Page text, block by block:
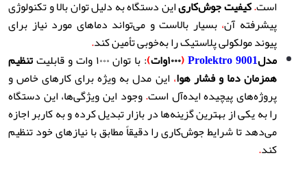
است.کیفیت جوش‌کاریاین دستگاه به دلیل توان بالا و تکنولوژی
پیشرفته آن، بسیار بالاست و می‌تواند دماهای مورد نیاز برای
پیوند مولکولی پلاستیک را به‌خوبی تأمین کند.
مدلProlektro 9001
(۱۰۰۰وات): با توان ۱۰۰۰ وات و قابلیت
تنظیم
همزمان دما و فشار هوا، این مدل به ویژه برای کارهای خاص و
پروژه‌های پیچیده ایده‌آل است.وجود این ویژگی‌ها، این دستگاه
را به یکی از بهترین گزینه‌ها در بازار تبدیل کرده و به کاربر اجازه
می‌دهد تا شرایط جوش‌کاری را دقیقاً مطابق با نیازهای خود تنظیم
کند.